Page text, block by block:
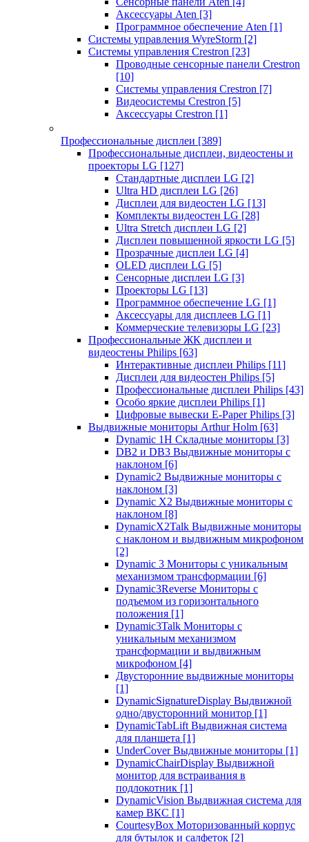
Аксессуары Aten [3]
Программное обеспечение Aten [1]
Системы управления WyreStorm [2]
Системы управления Crestron [23]
Проводные сенсорные панели Crestron
[10]
Системы управления Crestron [7]
Видеосистемы Crestron [5]
Аксессуары Crestron [1]
Профессиональные дисплеи [389]
Профессиональные дисплеи, видеостены и
проекторы LG [127]
Стандартные дисплеи LG [2]
Ultra HD дисплеи LG [26]
Дисплеи для видеостен LG [13]
Комплекты видеостен LG [28]
Ultra Stretch дисплеи LG [2]
Дисплеи повышенной яркости LG [5]
Прозрачные дисплеи LG [4]
OLED дисплеи LG [5]
Сенсорные дисплеи LG [3]
Проекторы LG [13]
Программное обеспечение LG [1]
Аксессуары для дисплеев LG [1]
Коммерческие телевизоры LG [23]
Профессиональные ЖК дисплеи и
видеостены Philips [63]
Интерактивные дисплеи Philips [11]
Дисплеи для видеостен Philips [5]
Профессиональные дисплеи Philips [43]
Особо яркие дисплеи Philips [1]
Цифровые вывески E-Paper Philips [3]
Выдвижные мониторы Arthur Holm [63]
Dynamic 1Н Складные мониторы [3]
DB2 и DB3 Выдвижные мониторы с
наклоном [6]
Dynamic2 Выдвижные мониторы с
наклоном [3]
Dynamic X2 Выдвижные мониторы с
наклоном [8]
DynamicX2Talk Выдвижные мониторы
с наклоном и выдвижным микрофоном
[2]
Dynamic 3 Мониторы с уникальным
механизмом трансформации [6]
Dynamic3Reverse Мониторы с
подъемом из горизонтального
положения [1]
Dynamic3Talk Мониторы с
уникальным механизмом
трансформации и выдвижным
микрофоном [4]
Двусторонние выдвижные мониторы
[1]
DynamicSignatureDisplay Выдвижной
одно/двусторонний монитор [1]
DynamicTabLift Выдвижная система
для планшета [1]
UnderCover Выдвижные мониторы [1]
DynamicChairDisplay Выдвижной
монитор для встраивания в
подлокотник [1]
DynamicVision Выдвижная система для
камер ВКС [1]
CourtesyBox Моторизованный корпус
для бутылок и салфеток [2]